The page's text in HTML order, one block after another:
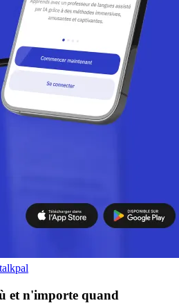
et n'importe quand